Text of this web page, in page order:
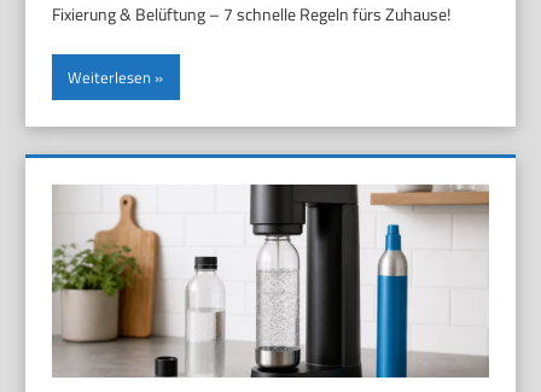
Fixierung & Belüftung – 7 schnelle Regeln fürs Zuhause!
Weiterlesen